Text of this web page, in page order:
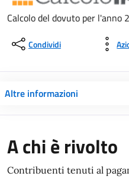
Calcolo del dovuto per l'anno
Condividi
Altre informazioni
A chi è rivolto
Contribuenti tenuti al